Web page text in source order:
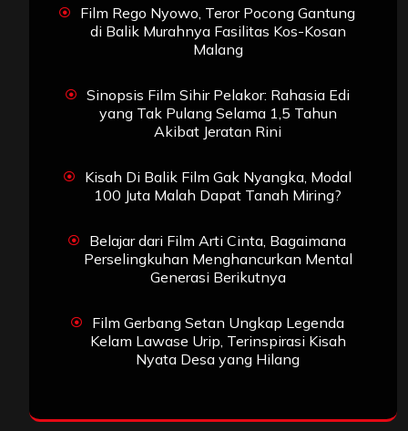
Film Rego Nyowo, Teror Pocong Gantung
di Balik Murahnya Fasilitas Kos-Kosan
Malang
Sinopsis Film Sihir Pelakor: Rahasia Edi
yang Tak Pulang Selama 1,5 Tahun
Akibat Jeratan Rini
Kisah Di Balik Film Gak Nyangka, Modal
100 Juta Malah Dapat Tanah Miring?
Belajar dari Film Arti Cinta, Bagaimana
Perselingkuhan Menghancurkan Mental
Generasi Berikutnya
Film Gerbang Setan Ungkap Legenda
Kelam Lawase Urip, Terinspirasi Kisah
Nyata Desa yang Hilang